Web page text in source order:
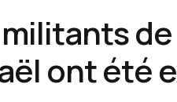
ont été